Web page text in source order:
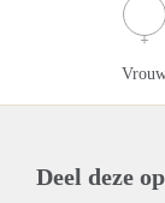
Deel deze